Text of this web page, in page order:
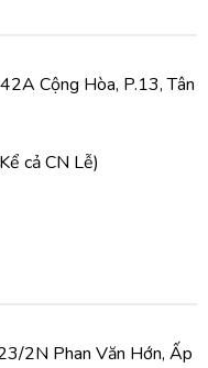
Cộng Hòa, P.13, Tân
cả CN Lễ)
2N Phan Văn Hớn, Ấp